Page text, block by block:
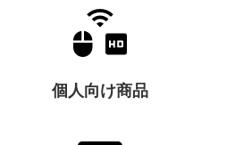
個人向け商品